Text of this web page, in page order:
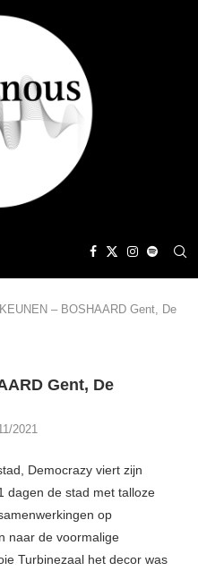
– BOSHAARD Gent, De
Gent, De
2021
Democrazy viert zijn
dagen de stad met talloze
op
naar de voormalige
Turbinezaal het decor was